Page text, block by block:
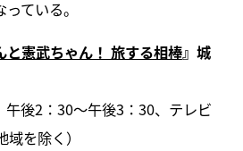
ている。
と憲武ちゃん！ 旅する相棒』城
後2：30～午後3：30、テレビ
を除く）